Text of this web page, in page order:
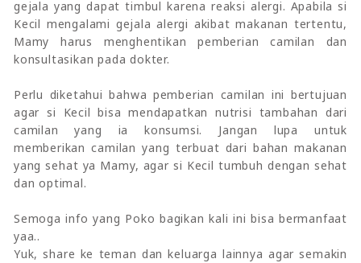
gejala yang dapat timbul karena reaksi alergi. Apabila si
Kecil mengalami gejala alergi akibat makanan tertentu,
Mamy harus menghentikan pemberian camilan dan
konsultasikan pada dokter.
Perlu diketahui bahwa pemberian camilan ini bertujuan
agar si Kecil bisa mendapatkan nutrisi tambahan dari
camilan yang ia konsumsi. Jangan lupa untuk
memberikan camilan yang terbuat dari bahan makanan
yang sehat ya Mamy, agar si Kecil tumbuh dengan sehat
dan optimal.
Semoga info yang Poko bagikan kali ini bisa bermanfaat
yaa..
Yuk, share ke teman dan keluarga lainnya agar semakin